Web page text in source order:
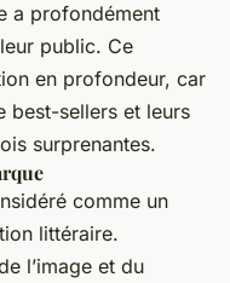
a profondément
public. Ce
en profondeur, car
best-sellers et leurs
surprenantes.
comme un
littéraire.
l’image et du